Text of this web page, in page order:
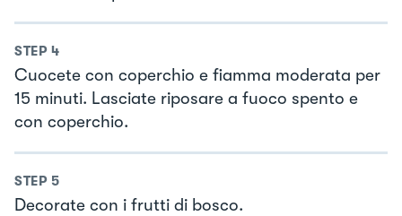
STEP 4
Cuocete con coperchio e fiamma moderata per
15 minuti. Lasciate riposare a fuoco spento e
con coperchio.
STEP 5
Decorate con i frutti di bosco.